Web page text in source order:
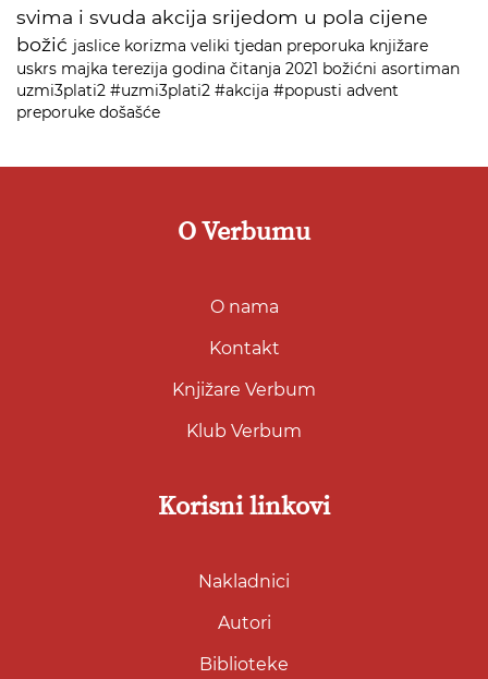
svima i svuda akcija srijedom u pola cijene
božić jaslice korizma veliki tjedan preporuka knjižare
uskrs majka terezija godina čitanja 2021 božićni asortiman
uzmi3plati2 #uzmi3plati2 #akcija #popusti advent
preporuke došašće
O Verbumu
O nama
Kontakt
Knjižare Verbum
Klub Verbum
Korisni linkovi
Nakladnici
Autori
Biblioteke